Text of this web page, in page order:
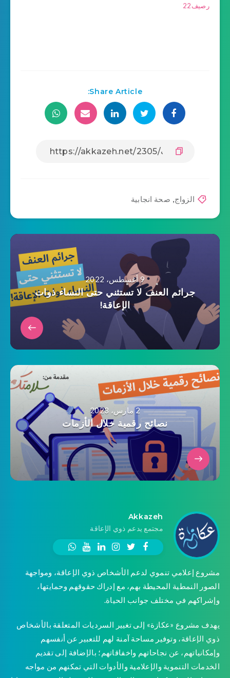
رصيف22
Share Article:
الزواج, صحة انجابية
9 أغسطس، 2022
جرائم العنف لا تستثني حتى النساء ذوات
الإعاقة!
2 مارس، 2023
نصائح رقمية خلال الأزمات
Akkazeh
مجتمع يدعم ذوي الإعاقة
مشروع إعلامي تنموي لدعم الأشخاص ذوي الإعاقة، ومواجهة
الصور النمطية المحيطة بهم، مع إدراك حقوقهم وحمايتها،
وإشراكهم في مختلف جوانب الحياة.
يهدف مشروع «عكازة» إلى تغيير السرديات المتعلقة بالأشخاص
ذوي الإعاقة، وتوفير مساحة آمنة لهم للتعبير عن أنفسهم
وإمكانياتهم، عن نجاحاتهم واخفاقاتهم؛ بالإضافة إلى تقديم
الخدمات التنموية والإعلامية والأدوات التي تمكنهم من مواجه